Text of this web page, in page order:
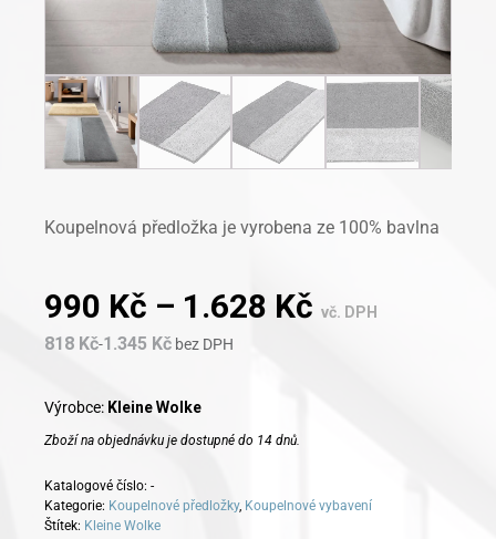
Koupelnová předložka je vyrobena ze 100% bavlna
990 Kč – 1.628 Kč vč. DPH
818 Kč-1.345 Kč bez DPH
Výrobce: Kleine Wolke
Zboží na objednávku je dostupné do 14 dnů.
Katalogové číslo: -
Kategorie: Koupelnové předložky, Koupelnové vybavení
Štítek: Kleine Wolke